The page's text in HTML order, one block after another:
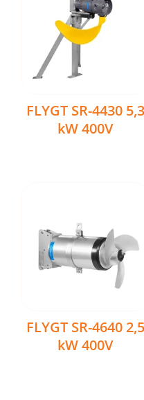
FLYGT SR-4430 5,3
kW 400V
FLYGT SR-4640 2,5
kW 400V